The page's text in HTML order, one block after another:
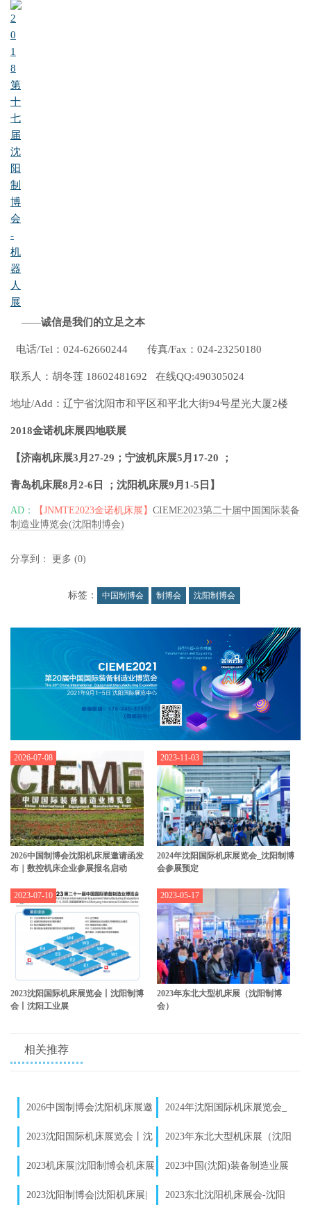
——诚信是我们的立足之本
电话/Tel：024-62660244 传真/Fax：024-23250180
联系人：胡冬莲 18602481692 在线QQ:490305024
地址/Add：辽宁省沈阳市和平区和平北大街94号星光大厦2楼
2018金诺机床展四地联展
【济南机床展3 月 27-29 ；宁波机床展5 月 17-20 ；
青岛机床展8 月 2-6 日 ；沈阳机床展9 月 1-5 日】
AD： 【JNMTE2023金诺机床展】 CIEME2023第二十届中国国际装备
制造业博览会(沈阳制博会)
分享到： 更多 (0)
标签： 中国制博会 制博会 沈阳制博会
2026中国制博会沈阳机床展邀请函发
布｜数控机床企业参展报名启动
2026-07-08
2024年沈阳国际机床展览会_沈阳制博
会参展预定
2023-11-03
2023沈阳国际机床展览会丨沈阳制博
会丨沈阳工业展
2023-07-10
2023年东北大型机床展（沈阳制博
会）
2023-05-17
相关推荐
2026中国制博会沈阳机床展邀
2024年沈阳国际机床展览会_
沈阳制博会参展预定
2023沈阳国际机床展览会丨沈
2023年东北大型机床展（沈阳
制博会）
2023机床展|沈阳制博会机床展
2023中国(沈阳)装备制造业展
览会_参展
2023沈阳制博会|沈阳机床展|
2023东北沈阳机床展会-沈阳